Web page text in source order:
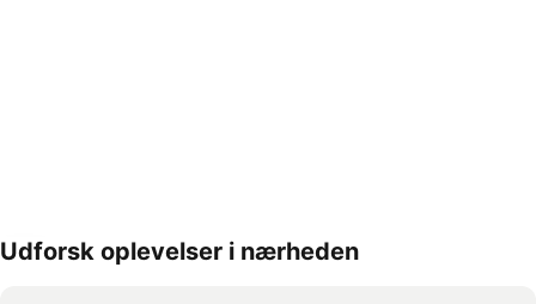
Udvid kort
Udforsk oplevelser i nærheden